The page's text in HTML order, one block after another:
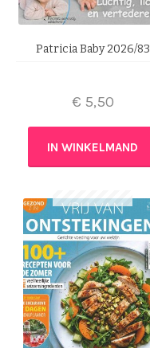
Patricia Baby 2026/83
€ 5,50
IN WINKELMAND